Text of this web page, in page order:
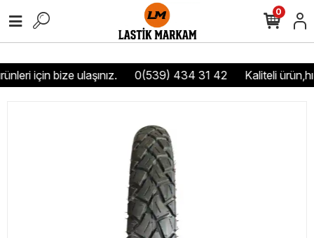
için bize ulaşınız. 0(539) 434 31 42 Kaliteli
0